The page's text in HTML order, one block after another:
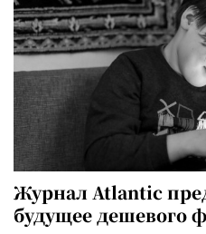
Журнал Atlantic
будущее дешевого